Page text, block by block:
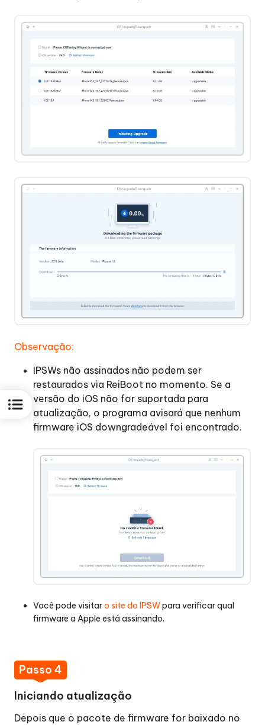
Observação:
IPSWs não assinados não podem ser
restaurados via ReiBoot no momento. Se a
versão do iOS não for suportada para
atualização, o programa avisará que nenhum
firmware iOS downgradeável foi encontrado.
Você pode visitaro site do IPSWpara verificar qual
firmware a Apple está assinando.
Passo 4
Iniciando atualização
Depois que o pacote de firmware for baixado no